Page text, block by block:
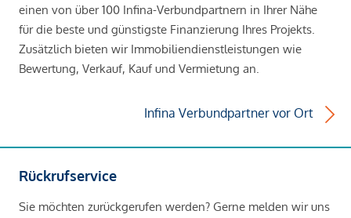
einen von über 100 Infina-Verbundpartnern in Ihrer Nähe
für die beste und günstigste Finanzierung Ihres Projekts.
Zusätzlich bieten wir Immobiliendienstleistungen wie
Bewertung, Verkauf, Kauf und Vermietung an.
Infina Verbundpartner vor Ort
Rückrufservice
Sie möchten zurückgerufen werden? Gerne melden wir uns